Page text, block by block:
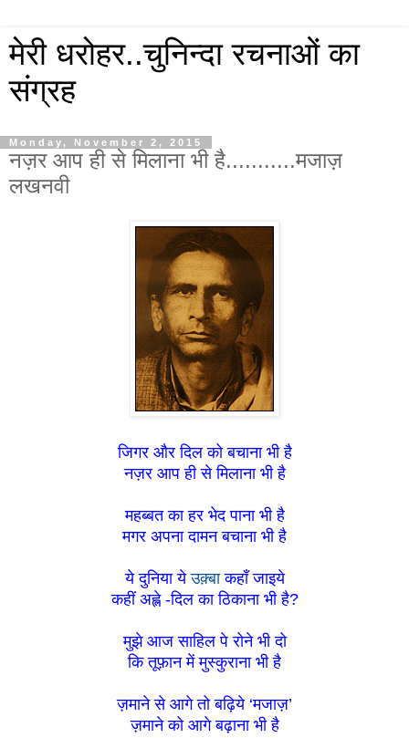
मेरी धरोहर..चुनिन्दा रचनाओं का
संग्रह
Monday, November 2, 2015
नज़र आप ही से मिलाना भी है...........मजाज़
लखनवी
जिगर और दिल को बचाना भी है
नज़र आप ही से मिलाना भी है
महब्बत का हर भेद पाना भी है
मगर अपना दामन बचाना भी है
ये दुनिया येउक़्बाकहाँ जाइये
कहीं अह्ले -दिल का ठिकाना भी है?
मुझे आज साहिल पे रोने भी दो
कि तूफ़ान में मुस्कुराना भी है
ज़माने से आगे तो बढ़िये ‘मजाज़’
ज़माने को आगे बढ़ाना भी है